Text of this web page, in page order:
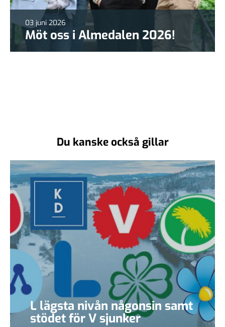
03 juni 2026
Möt oss i Almedalen 2026!
Du kanske också gillar
L lägsta nivån någonsin samt
stödet för V sjunker